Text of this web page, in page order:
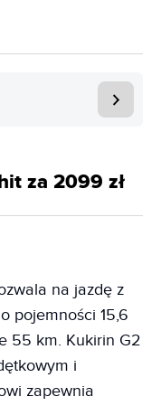
za 2099 zł
na jazdę z
pojemności 15,6
55 km. Kukirin G2
i
zapewnia